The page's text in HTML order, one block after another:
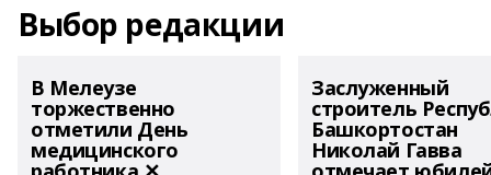
Выбор редакции
В Мелеузе
торжественно
отметили День
медицинского
Заслуженный
строитель
Башкортостан
Николай Гавва